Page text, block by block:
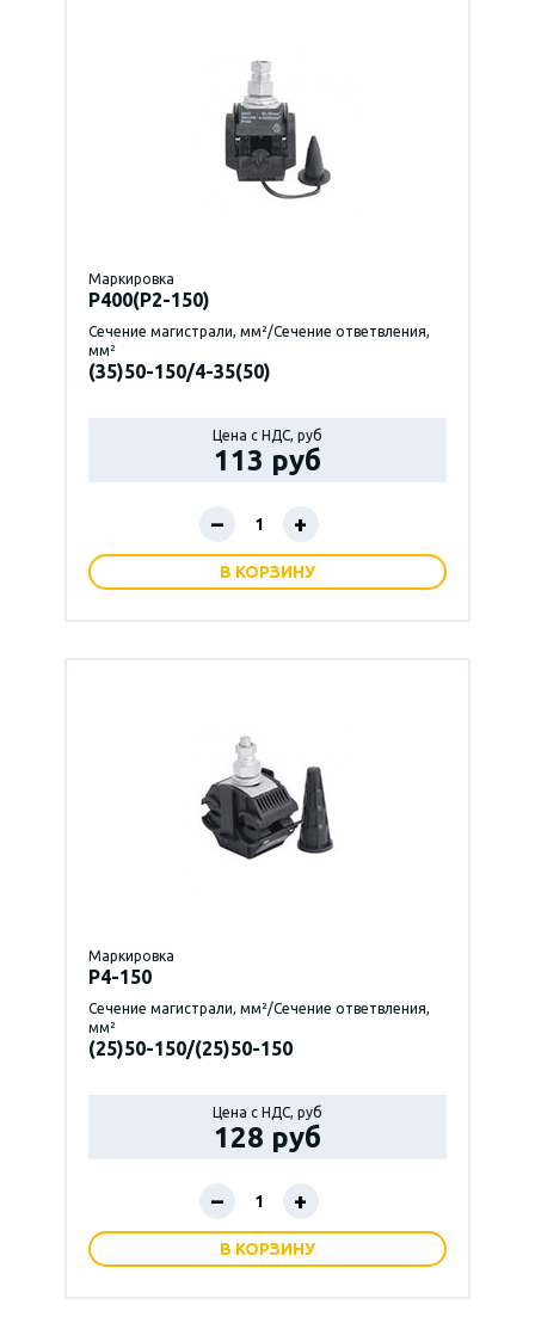
Маркировка
P400(Р2-150)
Сечение магистрали, мм²/Сечение ответвления,
мм²
(35)50-150/4-35(50)
Цена с НДС, руб
113 руб
– +
В КОРЗИНУ
Маркировка
P4-150
Сечение магистрали, мм²/Сечение ответвления,
мм²
(25)50-150/(25)50-150
Цена с НДС, руб
128 руб
– +
В КОРЗИНУ